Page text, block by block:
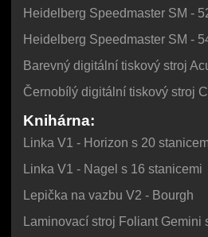
Heidelberg Speedmaster SM -
Heidelberg Speedmaster SM -
Barevný digitální tiskový stroj
Černobílý digitální tiskový stroj
Knihárna:
Linka V1 - Horizon s 20
Linka V1 - Nagel s 16 stanicemi
Lepička na vazbu V2 - Bourgh
Laminovací stroj Foliant Gemini